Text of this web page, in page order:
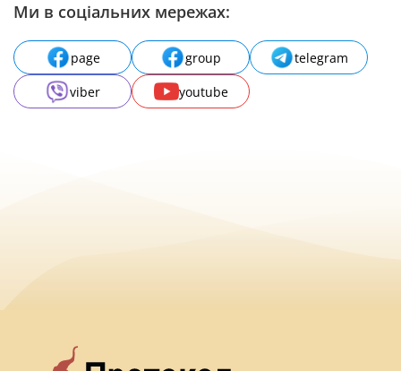
Ми в соціальних мережах:
page group
telegram
viber
youtube